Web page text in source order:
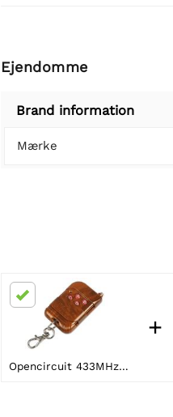
Ejendomme
Brand information
Mærke
Opencircuit 433MHz fjernbetjening - 4 kanals
+